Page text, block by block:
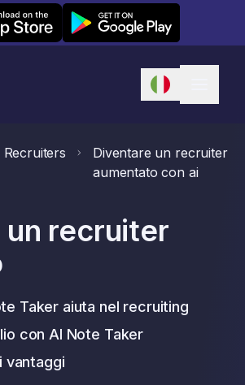
Leexi on Android
Recruiters
Diventare un recruiter
aumentato con ai
un recruiter
Taker aiuta nel recruiting
con AI Note Taker
vantaggi